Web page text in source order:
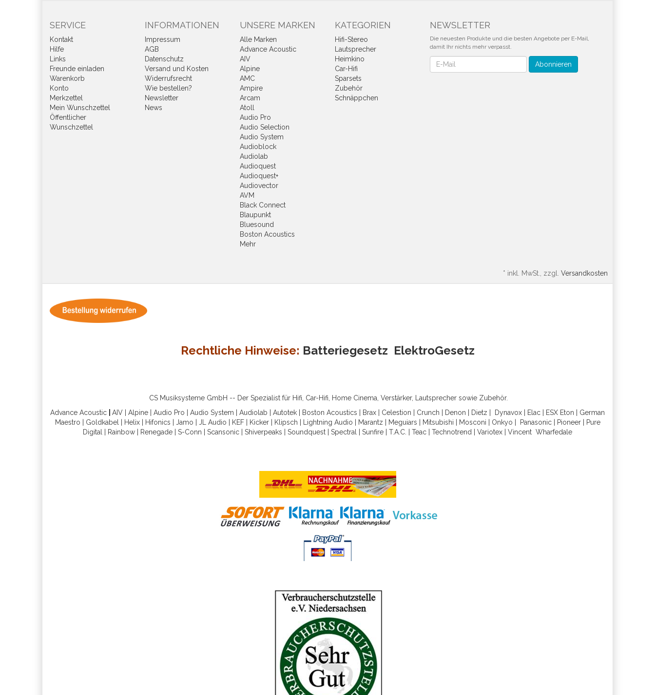
SERVICE
Kontakt
Hilfe
Links
Freunde einladen
Warenkorb
Konto
Merkzettel
Mein Wunschzettel
Öffentlicher
Wunschzettel
INFORMATIONEN
Impressum
AGB
Datenschutz
Versand und Kosten
Widerrufsrecht
Wie bestellen?
Newsletter
News
UNSERE MARKEN
Alle Marken
Advance Acoustic
AIV
Alpine
AMC
Ampire
Arcam
Atoll
Audio Pro
Audio Selection
Audio System
Audioblock
Audiolab
Audioquest
Audioquest+
Audiovector
AVM
Black Connect
Blaupunkt
Bluesound
Boston Acoustics
Mehr
KATEGORIEN
Hifi-Stereo
Lautsprecher
Heimkino
Car-Hifi
Sparsets
Zubehör
Schnäppchen
NEWSLETTER
Die neuesten Produkte und die besten Angebote per E-Mail,
damit Ihr nichts mehr verpasst.
Newsletter Abonnieren
* inkl. MwSt., zzgl. Versandkosten
Rechtliche Hinweise: Batteriegesetz ElektroGesetz
CS Musiksysteme GmbH -- Der Spezialist für Hifi, Car-Hifi, Home Cinema, Verstärker, Lautsprecher sowie Zubehör.
Advance Acoustic
AIV Alpine Audio Pro Audio System Audiolab Autotek Boston Acoustics Brax Celestion Crunch Denon Dietz Dynavox Elac ESX Eton
German
Maestro
Goldkabel Helix| Hifonics Jamo JL Audio KEF| Kicker| Klipsch Lightning Audio Marantz Meguiars Mitsubishi Mosconi Onkyo Panasonic| Pioneer|
Pure
Digital
Rainbow Renegade S-Conn Scansonic Shiverpeaks Soundquest Spectral Sunfire T.A.C. Teac Technotrend Variotex Vincent Wharfedal e